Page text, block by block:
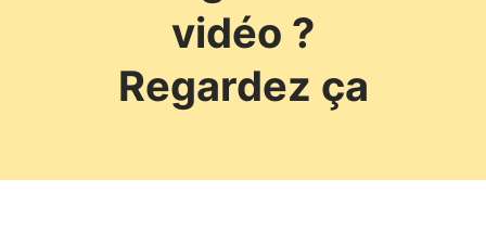
vidéo ?
Regardez ça